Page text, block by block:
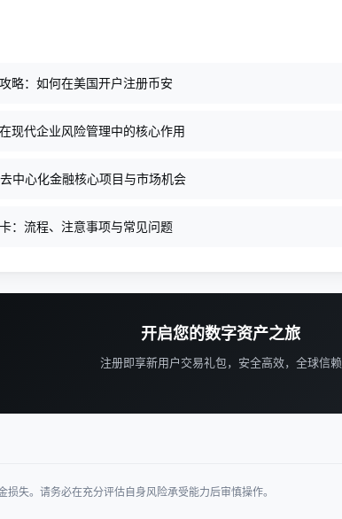
略：如何在美国开户注册币安
现代企业风险管理中的核心作用
中心化金融核心项目与市场机会
：流程、注意事项与常见问题
开启您的数字资产之旅
注册即享新用户交易礼包，安全高效，全球信赖
失。请务必在充分评估自身风险承受能力后审慎操作。